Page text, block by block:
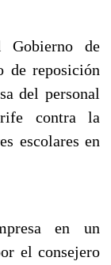
Gobierno de
de reposición
del personal
contra la
escolares en
en un
el consejero